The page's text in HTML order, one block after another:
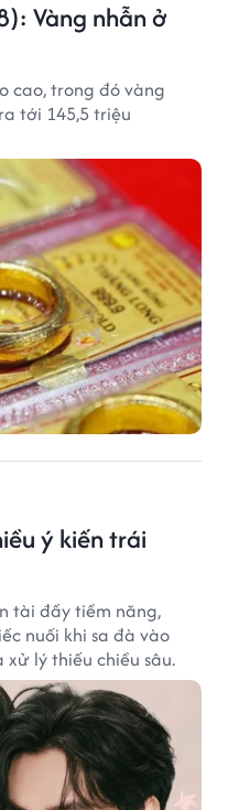
Vàng nhẫn ở
cao, trong đó vàng
tới 145,5 triệu
ý kiến trái
tài đầy tiềm năng,
nuối khi sa đà vào
lý thiếu chiều sâu.